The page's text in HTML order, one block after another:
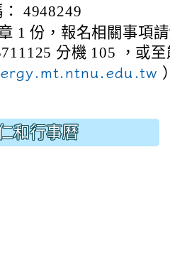
4948249
1 份，報名相關事項
分機 105 ，或
和行事曆